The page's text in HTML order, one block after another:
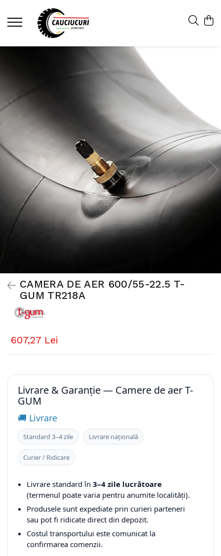
CAMERA DE AER 600/55-22.5 T-
GUM TR218A
607,27 Lei
Livrare & Garanție — Camere de aer T-
GUM
🚚 Livrare
Standard 3–4 zile Livrare națională
Curier / Ridicare
Livrare standard în 3–4 zile lucrătoare
(termenul poate varia pentru anumite localități).
Produsele sunt expediate prin curieri parteneri
sau pot fi ridicate direct din depozit.
Costul transportului este comunicat la
confirmarea comenzii.